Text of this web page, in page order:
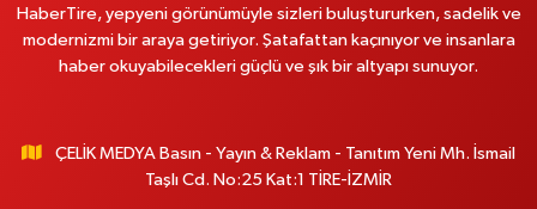
HaberTire, yepyeni görünümüyle sizleri buluştururken, sadelik ve
modernizmi bir araya getiriyor. Şatafattan kaçınıyor ve insanlara
haber okuyabilecekleri güçlü ve şık bir altyapı sunuyor.
ÇELİK MEDYA Basın - Yayın & Reklam - Tanıtım Yeni Mh. İsmail
Taşlı Cd. No:25 Kat:1 TİRE-İZMİR